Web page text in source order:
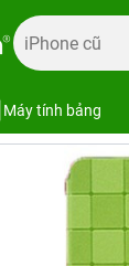
Máy tính bảng
Ốp lưng